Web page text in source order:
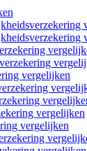
vergelijken
vergelijken
vergelijken